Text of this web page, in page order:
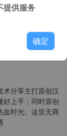
分享主打原创汉
好上手；同时原创
血时光。这里无商
提供服务
确定